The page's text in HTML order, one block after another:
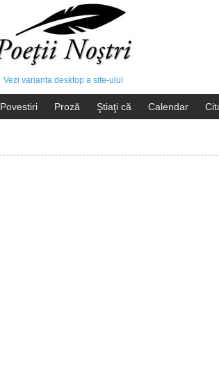
Vezi varianta desktop a site-ului
Povestiri Proză Ştiaţi că Calendar